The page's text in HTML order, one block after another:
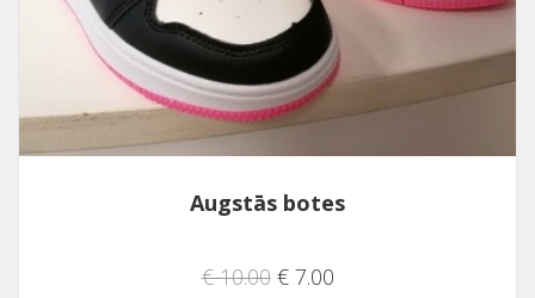
Augstās botes
€ 10.00€ 7.00